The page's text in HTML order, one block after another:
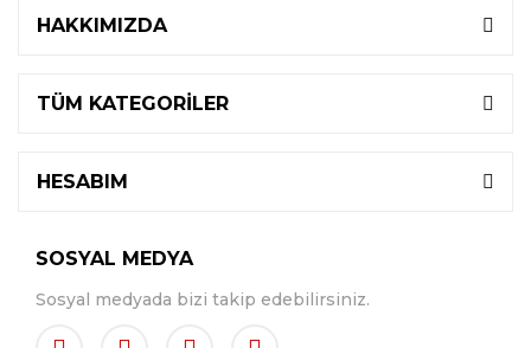
HAKKIMIZDA
TÜM KATEGORİLER
HESABIM
SOSYAL MEDYA
Sosyal medyada bizi takip edebilirsiniz.